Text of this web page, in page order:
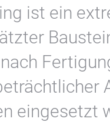
ist ein
eingesetzt